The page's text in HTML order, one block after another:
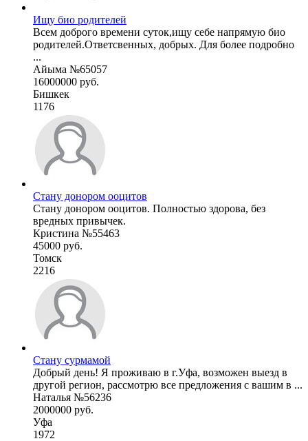
Ищу био родителей
Всем доброго времени суток,ищу себе напрямую био
родителей.Ответсвенных, добрых. Для более подробно
...
Айыма №65057
16000000 руб.
Бишкек
1176
Стану донором ооцитов
Стану донором ооцитов. Полностью здорова, без
вредных привычек.
Кристина №55463
45000 руб.
Томск
2216
Стану сурмамой
Добрый день! Я проживаю в г.Уфа, возможен выезд в
другой регион, рассмотрю все предложения с вашим в ...
Наталья №56236
2000000 руб.
Уфа
1972